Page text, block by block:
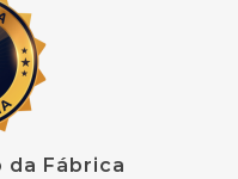
da Fábrica